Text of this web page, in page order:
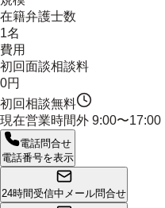
在籍弁護士数
1名
費用
初回面談相談料
0円
初回相談無料
現在営業時間外 9:00〜17:00
電話問合せ
電話番号を表示
24時間受信中 メール問合せ